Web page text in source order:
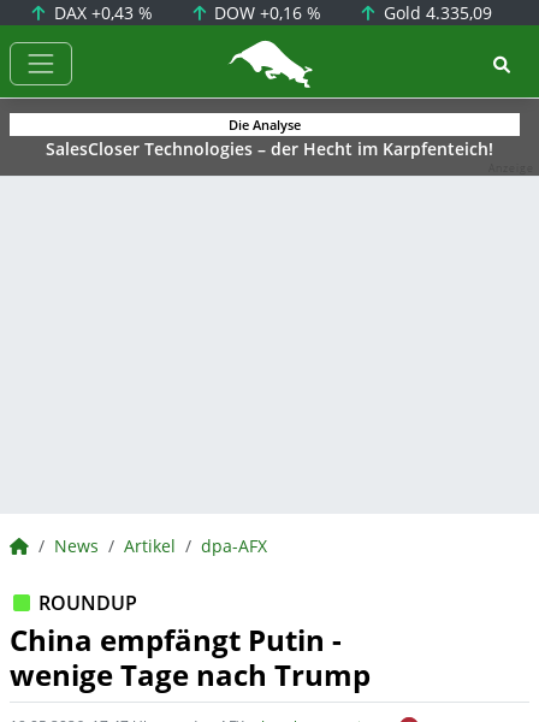
DAX +0,43 % DOW+0,16 % Gold 4.335,09
BörsenNEWS.de
Die Analyse
SalesCloser Technologies – der Hecht im Karpfenteich!
BörsenNEWS.de
News Artikel dpa-AFX
ROUNDUP
China empfängt Putin -
wenige Tage nach Trump